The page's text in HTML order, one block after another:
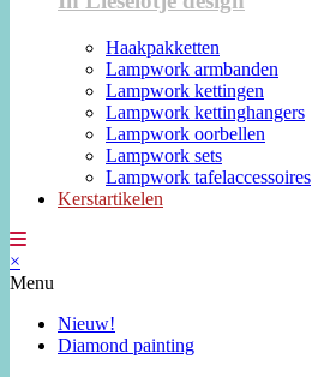
Haakpakketten
Lampwork armbanden
Lampwork kettingen
Lampwork kettinghangers
Lampwork oorbellen
Lampwork sets
Lampwork tafelaccessoires
Kerstartikelen
×
Menu
Nieuw!
Diamond painting